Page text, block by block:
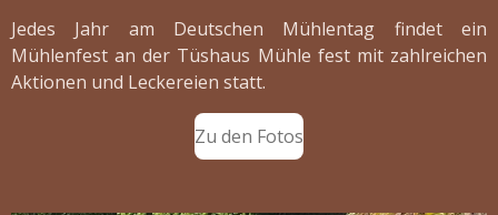
Jedes Jahr am Deutschen Mühlentag findet ein
Mühlenfest an der Tüshaus Mühle fest mit zahlreichen
Aktionen und Leckereien statt.
Zu den Fotos